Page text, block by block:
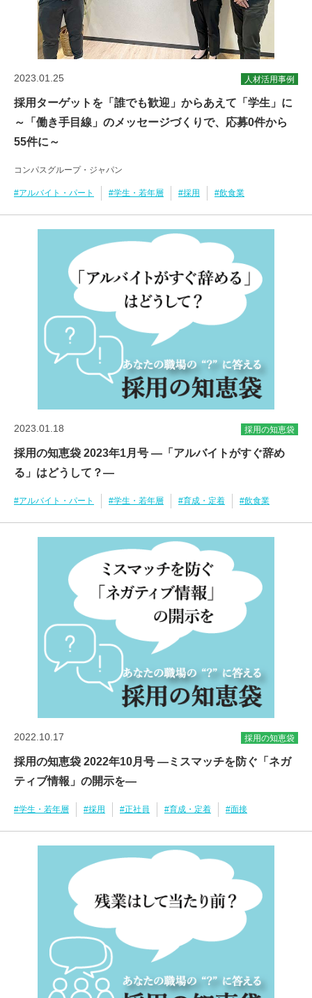
2023.01.25 人材活用事例
採用ターゲットを「誰でも歓迎」からあえて「学生」に
～「働き手目線」のメッセージづくりで、応募0件から
55件に～
コンパスグループ・ジャパン
#アルバイト・パート #学生・若年層 #採用 #飲食業
2023.01.18 採用の知恵袋
採用の知恵袋 2023年1月号 ―「アルバイトがすぐ辞め
る」はどうして？―
#アルバイト・パート #学生・若年層 #育成・定着 #飲食業
2022.10.17 採用の知恵袋
採用の知恵袋 2022年10月号 ―ミスマッチを防ぐ「ネガ
ティブ情報」の開示を―
#学生・若年層 #採用 #正社員 #育成・定着 #面接